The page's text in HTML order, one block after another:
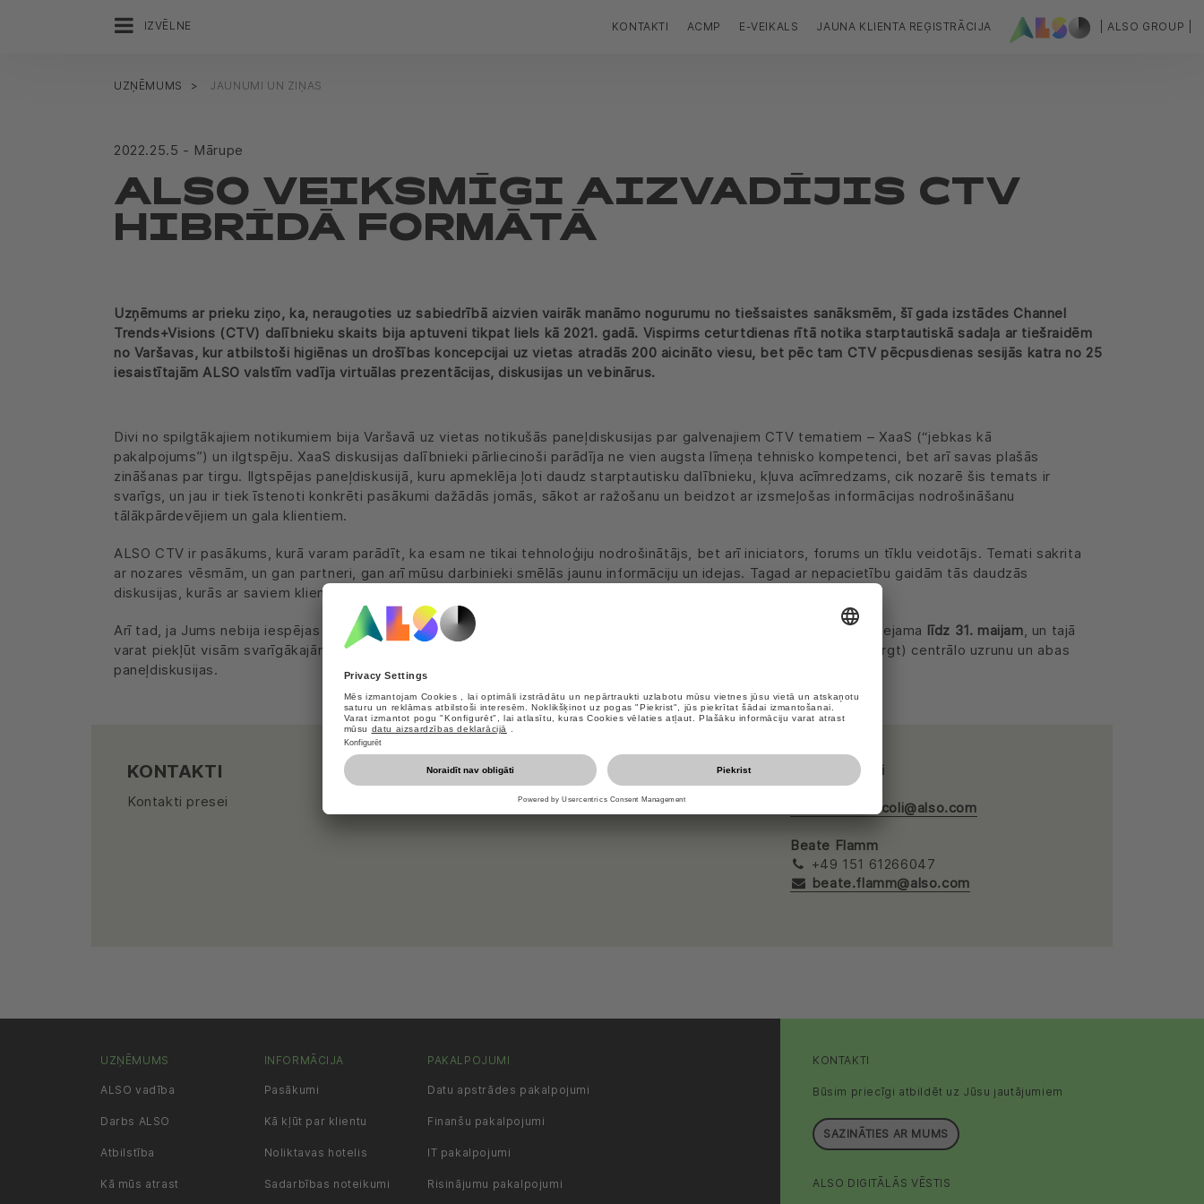
IZVĒLNE | ALSO GROUP |
KONTAKTI ACMP E-VEIKALS JAUNA KLIENTA REĢISTRĀCIJA
UZŅĒMUMS JAUNUMI UN ZIŅAS
2022.25.5 - Mārupe
ALSO VEIKSMĪGI AIZVADĪJIS CTV
HIBRĪDĀ FORMĀTĀ
Uzņēmums ar prieku ziņo, ka, neraugoties uz sabiedrībā aizvien vairāk manāmo nogurumu no tiešsaistes sanāksmēm, šī gada izstādes Channel
Trends+Visions (CTV) dalībnieku skaits bija aptuveni tikpat liels kā 2021. gadā. Vispirms ceturtdienas rītā notika starptautiskā sadaļa ar tiešraidēm
no Varšavas, kur atbilstoši higiēnas un drošības koncepcijai uz vietas atradās 200 aicināto viesu, bet pēc tam CTV pēcpusdienas sesijās katra no 25
iesaistītajām ALSO valstīm vadīja virtuālas prezentācijas, diskusijas un vebinārus.
Divi no spilgtākajiem notikumiem bija Varšavā uz vietas notikušās paneļdiskusijas par galvenajiem CTV tematiem – XaaS (“jebkas kā
pakalpojums”) un ilgtspēju. XaaS diskusijas dalībnieki pārliecinoši parādīja ne vien augsta līmeņa tehnisko kompetenci, bet arī savas plašās
zināšanas par tirgu. Ilgtspējas paneļdiskusijā, kuru apmeklēja ļoti daudz starptautisku dalībnieku, kļuva acīmredzams, cik nozarē šis temats ir
svarīgs, un jau ir tiek īstenoti konkrēti pasākumi dažādās jomās, sākot ar ražošanu un beidzot ar izsmeļošas informācijas nodrošināšanu
tālākpārdevējiem un gala klientiem.
ALSO CTV ir pasākums, kurā varam parādīt, ka esam ne tikai tehnoloģiju nodrošinātājs, bet arī iniciators, forums un tīklu veidotājs. Temati sakrita
ar nozares vēsmām, un gan partneri, gan arī mūsu darbinieki smēlās jaunu informāciju un idejas. Tagad ar nepacietību gaidām tās daudzās
diskusijas, kurās ar saviem klientiem apspriedīsim šā pasākuma iedvesmotus jautājumus.
Arī tad, ja Jums nebija iespējas apmeklēt CTV, joprojām varat reģistrēties vietnē Platforma ir pieejama līdz 31. maijam, un tajā
varat piekļūt visām svarīgākajām prezentācijām, ieskaitot izpilddirektora Gustavo Millera-Herta (Gustavo Möller-Hergt) centrālo uzrunu un abas
paneļdiskusijas.
KONTAKTI
Kontakti presei
Martina Ascoli
martina.ascoli@also.com
Beate Flamm
+49 151 61266047
beate.flamm@also.com
KONTAKTI
Būsim priecīgi atbildēt uz Jūsu jautājumiem
SAZINĀTIES AR MUMS
ALSO DIGITĀLĀS VĒSTIS
UZŅĒMUMS
ALSO vadība
Darbs ALSO
Atbilstība
Kā mūs atrast
INFORMĀCIJA
Pasākumi
Kā kļūt par klientu
Noliktavas hotelis
Sadarbības noteikumi
PAKALPOJUMI
Datu apstrādes pakalpojumi
Finanšu pakalpojumi
IT pakalpojumi
Risinājumu pakalpojumi